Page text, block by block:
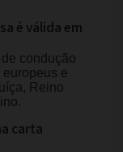
é válida em
condução
e
Reino
carta